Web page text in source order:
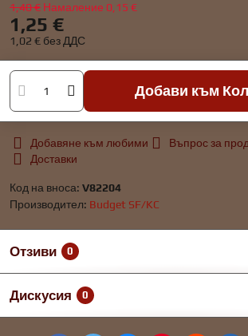
1,40 € Намаление 0,15 €
1,25 €
1,02 € без ДДС
Добави към
Добавяне към любими Въпрос за
Доставки
Код на вноса: V82204
Производител: Budget SF/KC
Отзиви 0
Дискусия 0